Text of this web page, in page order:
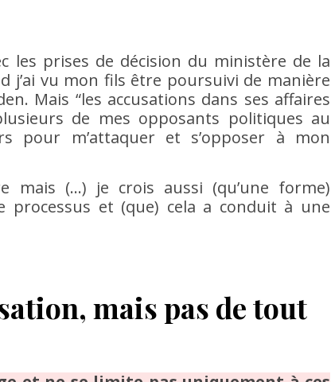
les prises de décision du ministère de la
j’ai vu mon fils être poursuivi de manière
Mais “les accusations dans ses affaires
de mes opposants politiques au
pour m’attaquer et s’opposer à mon
mais (…) je crois aussi (qu’une forme)
processus et (que) cela a conduit à une
mais pas de tout